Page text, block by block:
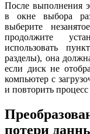
После выполнения
в окне выбора
выберите
продолжите
использовать
разделы), она
если диск не
компьютер с
и повторить
потери